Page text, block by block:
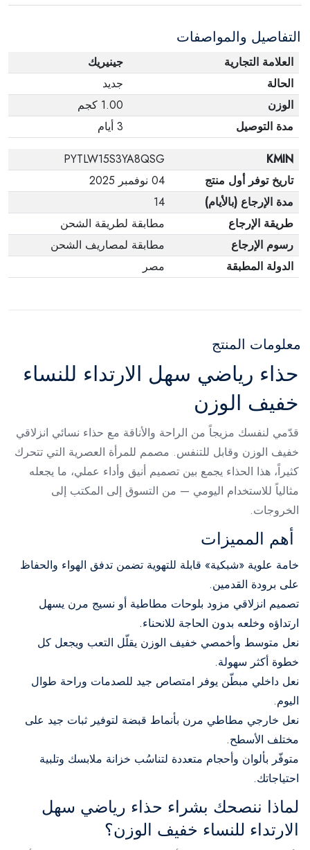
التفاصيل والمواصفات
العلامة التجارية
جينيريك
الحالة
جديد
الوزن
1.00 كجم
مدة التوصيل
3 أيام
KMIN
PYTLW15S3YA8QSG
تاريخ توفر أول منتج
04 نوفمبر 2025
مدة الإرجاع (بالأيام)
14
طريقة الإرجاع
مطابقة لطريقة الشحن
رسوم الإرجاع
مطابقة لمصاريف الشحن
الدولة المطبقة
مصر
معلومات المنتج
حذاء رياضي سهل الارتداء للنساء
خفيف الوزن
قدّمي لنفسك مزيجاً من الراحة والأناقة مع حذاء نسائي انزلاقي
خفيف الوزن وقابل للتنفس. مصمم للمرأة العصرية التي تتحرك
كثيراً، هذا الحذاء يجمع بين تصميم أنيق وأداء عملي، ما يجعله
مثالياً للاستخدام اليومي — من التسوق إلى المكتب إلى
الخروجات.
أهم المميزات
خامة علوية «شبكية» قابلة للتهوية تضمن تدفق الهواء والحفاظ
على برودة القدمين.
تصميم انزلاقي مزود بلوحات مطاطية أو نسيج مرن يسهل
ارتداؤه وخلعه بدون الحاجة للانحناء.
نعل متوسط وأخمصي خفيف الوزن يقلّل التعب ويجعل كل
خطوة أكثر سهولة.
نعل داخلي مبطّن يوفر امتصاص جيد للصدمات وراحة طوال
اليوم.
نعل خارجي مطاطي مرن بأنماط قبضة لتوفير ثبات جيد على
مختلف الأسطح.
متوفّر بألوان وأحجام متعددة لتناسُب خزانة ملابسك وتلبية
احتياجاتك.
لماذا ننصحك بشراء حذاء رياضي سهل
الارتداء للنساء خفيف الوزن؟